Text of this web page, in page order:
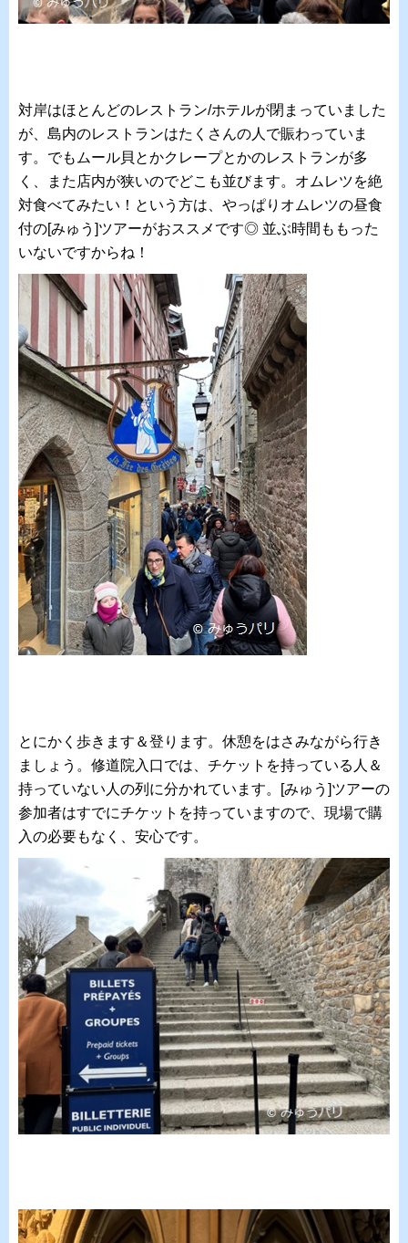
対岸はほとんどのレストラン/ホテルが閉まっていました
が、島内のレストランはたくさんの人で賑わっていま
す。でもムール貝とかクレープとかのレストランが多
く、また店内が狭いのでどこも並びます。オムレツを絶
対食べてみたい！という方は、やっぱりオムレツの昼食
付の[みゅう]ツアーがおススメです◎ 並ぶ時間ももった
いないですからね！
とにかく歩きます＆登ります。休憩をはさみながら行き
ましょう。修道院入口では、チケットを持っている人＆
持っていない人の列に分かれています。[みゅう]ツアーの
参加者はすでにチケットを持っていますので、現場で購
入の必要もなく、安心です。